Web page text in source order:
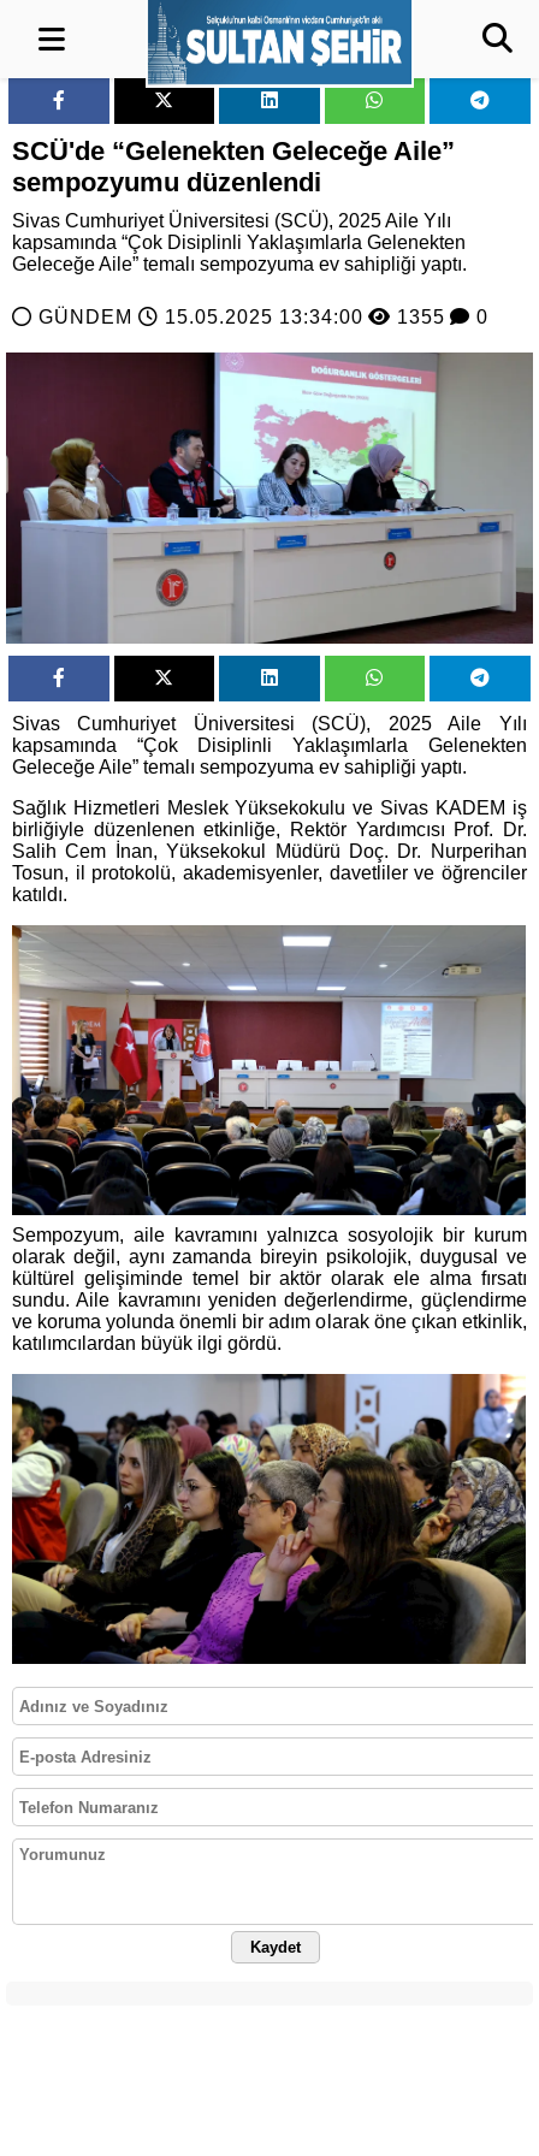
SCÜ'de “Gelenekten Geleceğe Aile”
sempozyumu düzenlendi
Sivas Cumhuriyet Üniversitesi (SCÜ), 2025 Aile Yılı
kapsamında “Çok Disiplinli Yaklaşımlarla Gelenekten
Geleceğe Aile” temalı sempozyuma ev sahipliği yaptı.
GÜNDEM 15.05.2025 13:34:00 1355 0
Sivas Cumhuriyet Üniversitesi (SCÜ), 2025 Aile Yılı
kapsamında “Çok Disiplinli Yaklaşımlarla Gelenekten
Geleceğe Aile” temalı sempozyuma ev sahipliği yaptı.
Sağlık Hizmetleri Meslek Yüksekokulu ve Sivas KADEM iş
birliğiyle düzenlenen etkinliğe, Rektör Yardımcısı Prof. Dr.
Salih Cem İnan, Yüksekokul Müdürü Doç. Dr. Nurperihan
Tosun, il protokolü, akademisyenler, davetliler ve öğrenciler
katıldı.
Sempozyum, aile kavramını yalnızca sosyolojik bir kurum
olarak değil, aynı zamanda bireyin psikolojik, duygusal ve
kültürel gelişiminde temel bir aktör olarak ele alma fırsatı
sundu. Aile kavramını yeniden değerlendirme, güçlendirme
ve koruma yolunda önemli bir adım olarak öne çıkan etkinlik,
katılımcılardan büyük ilgi gördü.
Kaydet